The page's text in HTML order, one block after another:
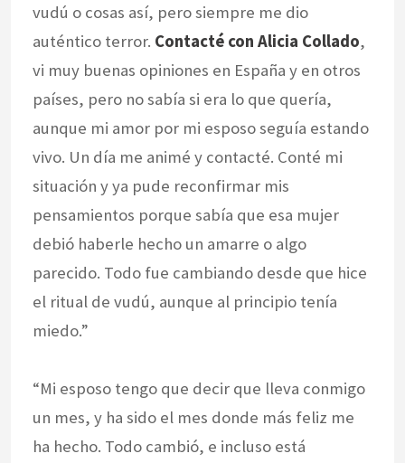
vudú o cosas así, pero siempre me dio
auténtico terror. Contacté con Alicia Collado,
vi muy buenas opiniones en España y en otros
países, pero no sabía si era lo que quería,
aunque mi amor por mi esposo seguía estando
vivo. Un día me animé y contacté. Conté mi
situación y ya pude reconfirmar mis
pensamientos porque sabía que esa mujer
debió haberle hecho un amarre o algo
parecido. Todo fue cambiando desde que hice
el ritual de vudú, aunque al principio tenía
miedo.”
“Mi esposo tengo que decir que lleva conmigo
un mes, y ha sido el mes donde más feliz me
ha hecho. Todo cambió, e incluso está